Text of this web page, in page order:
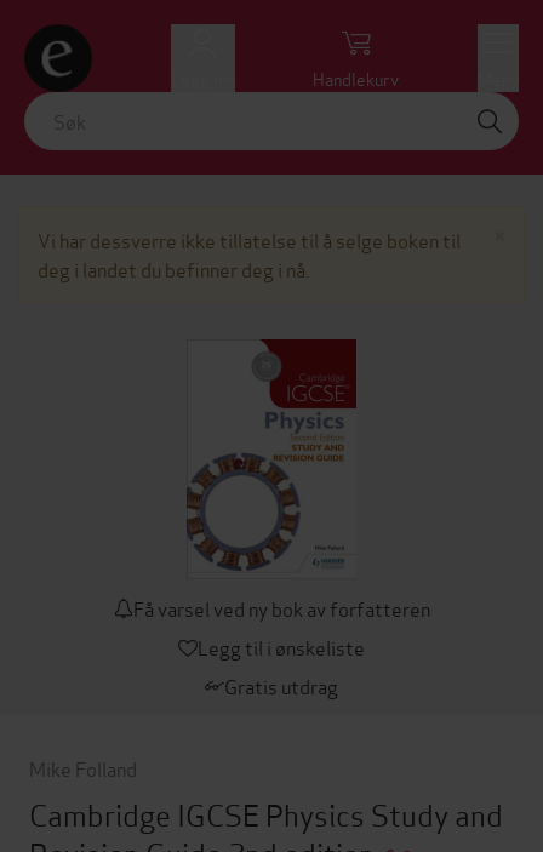
Handlekurv
Vi har dessverre ikke tillatelse til å selge boken til
deg i landet du befinner deg i nå.
Få varsel ved ny bok av forfatteren
Legg til i ønskeliste
Gratis utdrag
Mike Folland
Cambridge IGCSE Physics Study and